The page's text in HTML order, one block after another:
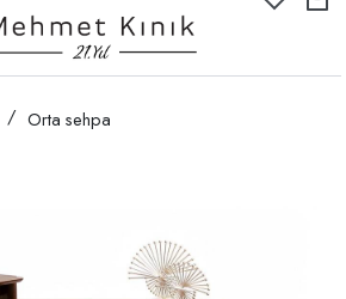
Orta sehpa